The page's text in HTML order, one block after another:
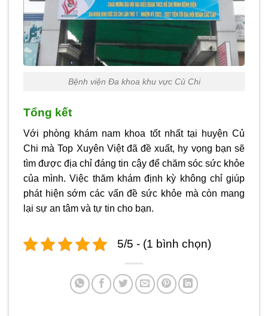
Bệnh viện Đa khoa khu vực Củ Chi
Tổng kết
Với phòng khám nam khoa tốt nhất tại huyện Củ
Chi mà Top Xuyên Việt đã đề xuất, hy vọng bạn sẽ
tìm được địa chỉ đáng tin cậy để chăm sóc sức khỏe
của mình. Việc thăm khám định kỳ không chỉ giúp
phát hiện sớm các vấn đề sức khỏe mà còn mang
lại sự an tâm và tự tin cho bạn.
5/5 - (1 bình chọn)